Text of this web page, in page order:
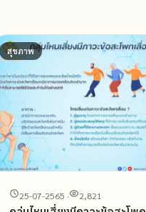
สุขภาพ
25-07-2565 · 2,821